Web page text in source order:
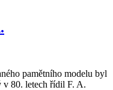
pamětního modelu byl
v 80. letech řídil F. A.